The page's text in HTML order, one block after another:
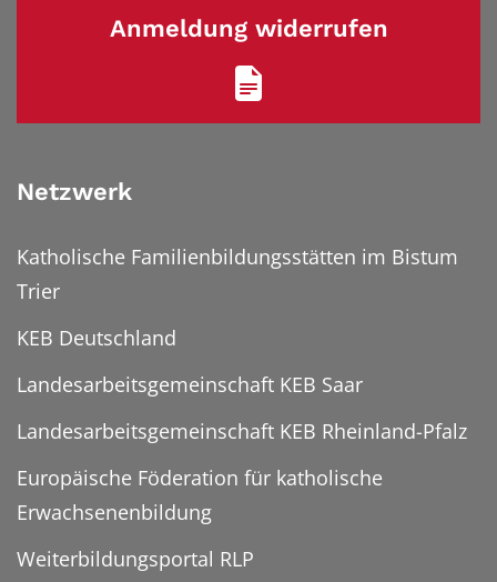
Anmeldung widerrufen
Netzwerk
Katholische Familienbildungsstätten im Bistum
Trier
KEB Deutschland
Landesarbeitsgemeinschaft KEB Saar
Landesarbeitsgemeinschaft KEB Rheinland-Pfalz
Europäische Föderation für katholische
Erwachsenenbildung
Weiterbildungsportal RLP